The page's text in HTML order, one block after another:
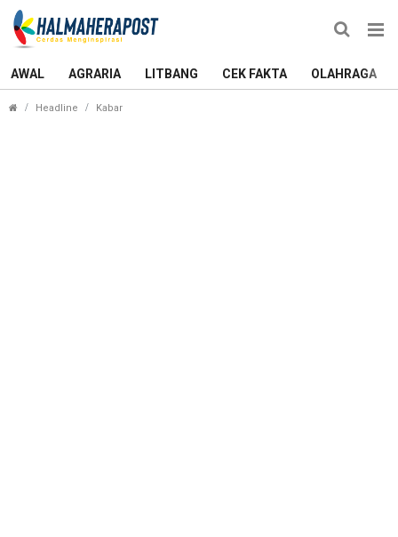
AWAL AGRARIA LITBANG CEK FAKTA OLAHRAGA
Headline Kabar